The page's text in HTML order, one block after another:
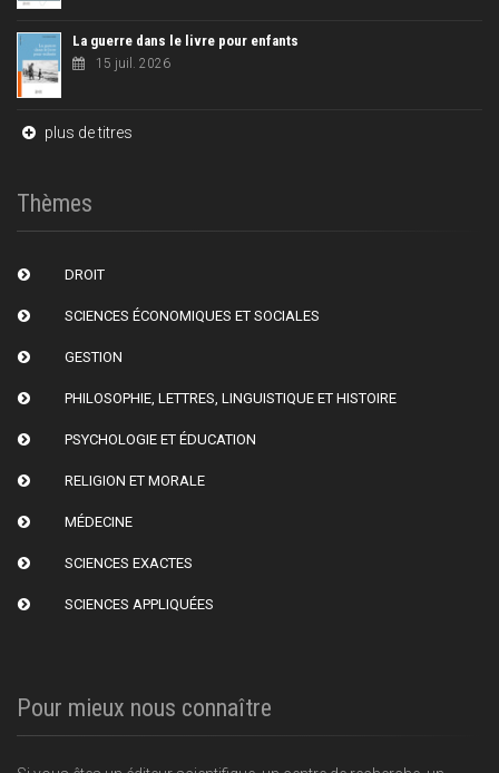
La guerre dans le livre pour enfants
15 juil. 2026
plus de titres
Thèmes
DROIT
SCIENCES ÉCONOMIQUES ET SOCIALES
GESTION
PHILOSOPHIE, LETTRES, LINGUISTIQUE ET HISTOIRE
PSYCHOLOGIE ET ÉDUCATION
RELIGION ET MORALE
MÉDECINE
SCIENCES EXACTES
SCIENCES APPLIQUÉES
Pour mieux nous connaître